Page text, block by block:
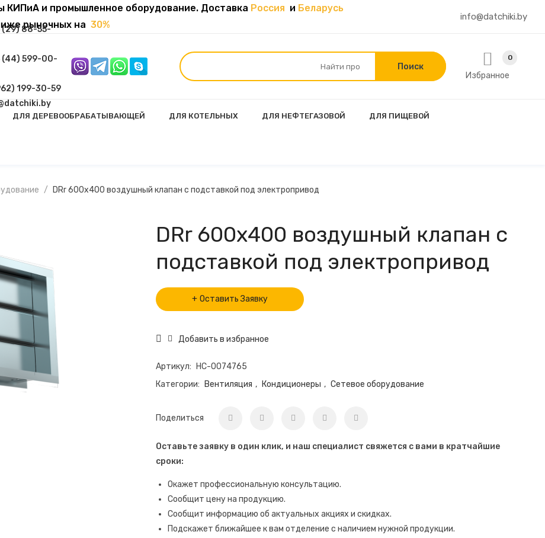
КИПиА и промышленное оборудование. Доставка Россия и Беларусь
рыночных на 30%
info@datchiki.by
(29) 88-55-
(44) 599-00-
199-30-59
0
Избранное
ДЛЯ ДЕРЕВООБРАБАТЫВАЮЩЕЙ ДЛЯ КОТЕЛЬНЫХ ДЛЯ НЕФТЕГАЗОВОЙ ДЛЯ ПИЩЕВОЙ
DRr 600х400 воздушный клапан с подставкой под электропривод
DRr 600х400 воздушный клапан с
подставкой под электропривод
Оставить Заявку
Добавить в избранное
Артикул:
НС-0074765
Категории:
Вентиляция , Кондиционеры , Сетевое оборудование
Поделиться
Оставьте заявку в один клик, и наш специалист свяжется с вами в кратчайшие
сроки:
Окажет профессиональную консультацию.
Сообщит цену на продукцию.
Сообщит информацию об актуальных акциях и скидках.
Подскажет ближайшее к вам отделение с наличием нужной продукции.